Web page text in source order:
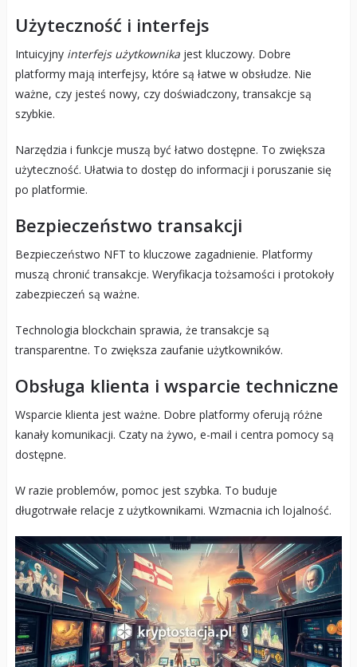
Użyteczność i interfejs
Intuicyjny interfejs użytkownikajest kluczowy. Dobre
platformy mają interfejsy, które są łatwe w obsłudze. Nie
ważne, czy jesteś nowy, czy doświadczony, transakcje są
szybkie.
Narzędzia i funkcje muszą być łatwo dostępne. To zwiększa
użyteczność. Ułatwia to dostęp do informacji i poruszanie się
po platformie.
Bezpieczeństwo transakcji
Bezpieczeństwo NFT to kluczowe zagadnienie. Platformy
muszą chronić transakcje. Weryfikacja tożsamości i protokoły
zabezpieczeń są ważne.
Technologia blockchain sprawia, że transakcje są
transparentne. To zwiększa zaufanie użytkowników.
Obsługa klienta i wsparcie techniczne
Wsparcie klienta jest ważne. Dobre platformy oferują różne
kanały komunikacji. Czaty na żywo, e-mail i centra pomocy są
dostępne.
W razie problemów, pomoc jest szybka. To buduje
długotrwałe relacje z użytkownikami. Wzmacnia ich lojalność.